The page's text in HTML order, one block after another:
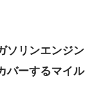
ソリンエンジン
バーするマイル